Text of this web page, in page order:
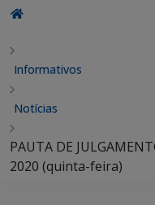
Informativos
Notícias
PAUTA DE
2020 (quinta-feira)